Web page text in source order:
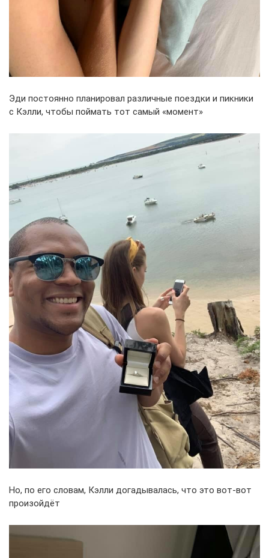
Эди постоянно планировал различные поездки и пикники
с Кэлли, чтобы поймать тот самый «момент»
Но, по его словам, Кэлли догадывалась, что это вот-вот
произойдёт